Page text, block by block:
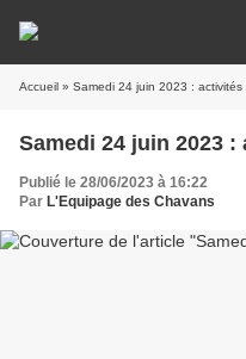
Accueil » Samedi 24 juin 2023 : activités
Samedi 24 juin 2023
Publié le 28/06/2023 à 16:22
Par L'Equipage des Chavans